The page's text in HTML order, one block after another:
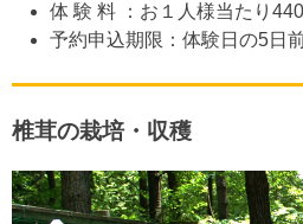
体 験 料 ：お１人様当たり440
予約申込期限：体験日の5日
椎茸の栽培・収穫